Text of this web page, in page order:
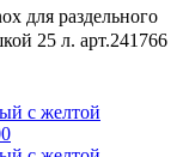
для раздельного
25 л. арт.241766